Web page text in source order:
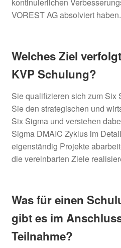
VOREST AG absolviert haben.
Welches Ziel
KVP Schulung?
Sie qualifizieren sich zum Six
Sie den strategischen und
Six Sigma und verstehen
Sigma DMAIC Zyklus im
eigenständig Projekte
die vereinbarten Ziele
Was für einen
gibt es im
Teilnahme?